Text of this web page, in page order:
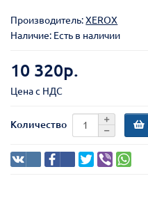
Производитель:XEROX
Наличие: Есть в наличии
10 320р.
Цена с НДС
Количество